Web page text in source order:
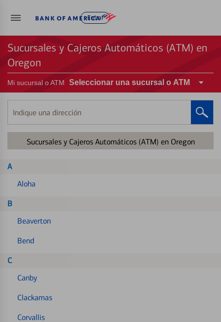
Entrar
Sucursales y Cajeros Automáticos (ATM) en
Oregon
Mi sucursal o ATM Seleccionar una sucursal o ATM
Indique
una
dirección
Sucursales y Cajeros Automáticos (ATM) en Oregon
A
Aloha
B
Beaverton
Bend
C
Canby
Clackamas
Corvallis